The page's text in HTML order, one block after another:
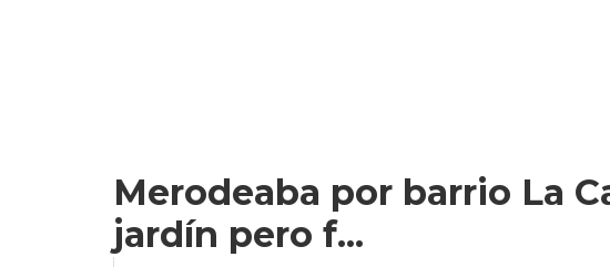
Merodeaba por barrio La
jardín pero f...